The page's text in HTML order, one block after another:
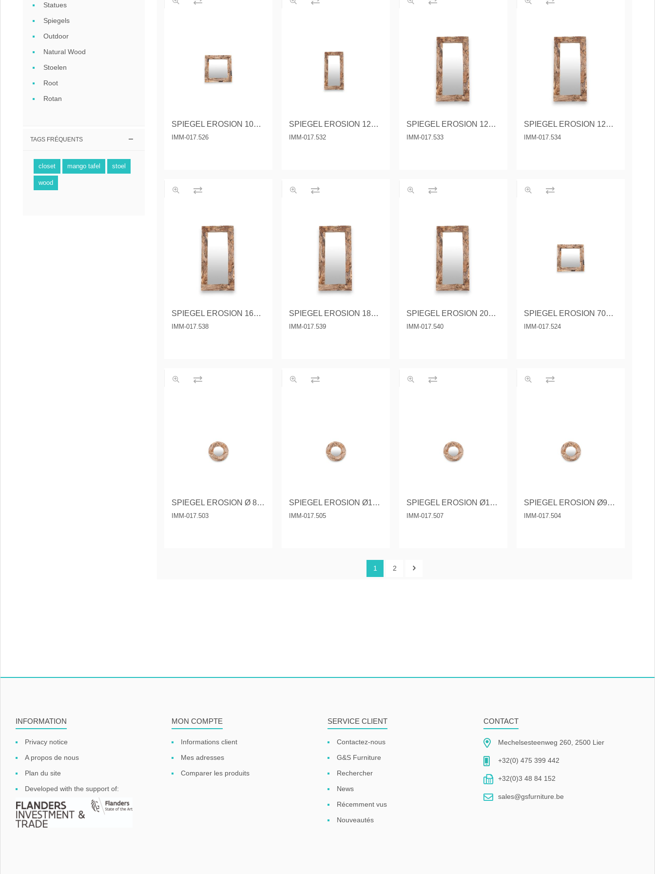
SPIEGEL EROSION 100X100 CM.
IMM-017.526
SPIEGEL EROSION 120X60 CM.
IMM-017.532
SPIEGEL EROSION 120X70 CM.
IMM-017.533
SPIEGEL EROSION 120X80 CM.
IMM-017.534
SPIEGEL EROSION 160x80 CM.
IMM-017.538
SPIEGEL EROSION 180X80 CM.
IMM-017.539
SPIEGEL EROSION 200x100 CM.
IMM-017.540
SPIEGEL EROSION 70X70 CM.
IMM-017.524
SPIEGEL EROSION Ø 80 CM.
IMM-017.503
SPIEGEL EROSION Ø100 CM.
IMM-017.505
SPIEGEL EROSION Ø120 CM.
IMM-017.507
SPIEGEL EROSION Ø90 CM.
IMM-017.504
1 2
Statues
Spiegels
Outdoor
Natural Wood
Stoelen
Root
Rotan
TAGS FRÉQUENTS
closet mango tafel stoel
wood
INFORMATION
Privacy notice
A propos de nous
Plan du site
Developed with the support of:
MON COMPTE
Informations client
Mes adresses
Comparer les produits
SERVICE CLIENT
Contactez-nous
G&S Furniture
Rechercher
News
Récemment vus
Nouveautés
CONTACT
Mechelsesteenweg 260, 2500 Lier
+32(0) 475 399 442
+32(0)3 48 84 152
sales@gsfurniture.be